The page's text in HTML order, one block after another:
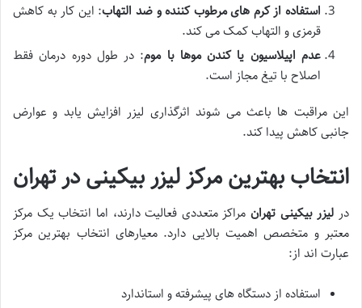
استفاده از کرم های مرطوب کننده و ضد التهاب: این کار به کاهش
قرمزی و التهاب کمک می کند.
عدم اپیلاسیون یا کندن موها با موم: در طول دوره درمان فقط
اصلاح با تیغ مجاز است.
این مراقبت ها باعث می شوند اثرگذاری لیزر افزایش یابد و عوارض
جانبی کاهش پیدا کند.
انتخاب بهترین مرکز لیزر بیکینی در تهران
در لیزر بیکینی تهرانمراکز متعددی فعالیت دارند، اما انتخاب یک مرکز
معتبر و متخصص اهمیت بالایی دارد. معیارهای انتخاب بهترین مرکز
عبارت اند از:
استفاده از دستگاه های پیشرفته و استاندارد